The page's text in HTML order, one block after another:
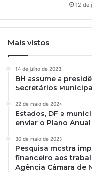
12 de
Mais vistos
14 de julho de 2023
BH assume a
Secretários
22 de maio de 2024
Estados, DF e
enviar o Plano
30 de maio de 2023
Pesquisa mostra
financeiro aos
Agência Câmara de